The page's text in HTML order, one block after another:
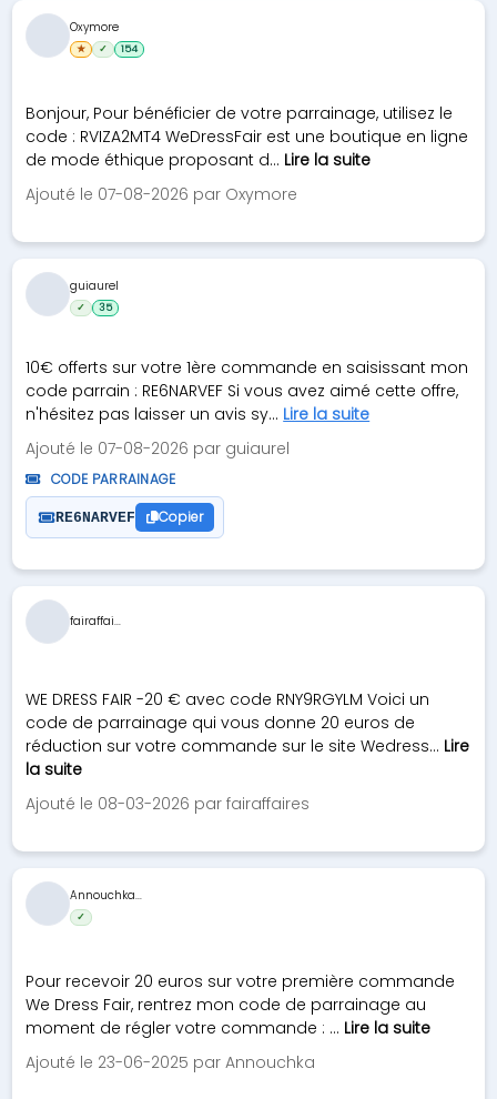
Bonjour, Pour bénéficier de votre parrainage, utilisez le
code : RVIZA2MT4 WeDressFair est une boutique en ligne
de mode éthique proposant d... Lire la suite
Ajouté le 07-08-2026 par Oxymore
Oxymore
★ ✓ 154
10€ offerts sur votre 1ère commande en saisissant mon
code parrain : RE6NARVEF Si vous avez aimé cette offre,
n'hésitez pas laisser un avis sy... Lire la suite
Ajouté le 07-08-2026 par guiaurel
CODE PARRAINAGE
RE6NARVEF Copier
guiaurel
✓ 35
WE DRESS FAIR -20 € avec code RNY9RGYLM Voici un
code de parrainage qui vous donne 20 euros de
réduction sur votre commande sur le site Wedress... Lire
la suite
Ajouté le 08-03-2026 par fairaffaires
fairaffai...
Pour recevoir 20 euros sur votre première commande
We Dress Fair, rentrez mon code de parrainage au
moment de régler votre commande : ... Lire la suite
Ajouté le 23-06-2025 par Annouchka
Annouchka...
✓